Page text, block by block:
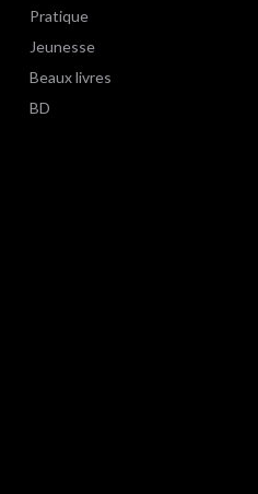
Pratique
Jeunesse
Beaux livres
BD